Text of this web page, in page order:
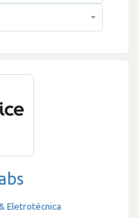
Eletrotécnica